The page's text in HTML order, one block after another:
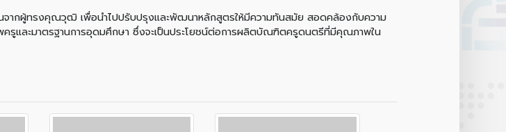
จากผู้ทรงคุณวุฒิ เพื่อนำไปปรับปรุงและพัฒนาหลักสูตรให้มีความทันสมัย สอดคล้องกับความ
รูและมาตรฐานการอุดมศึกษา ซึ่งจะเป็นประโยชน์ต่อการผลิตบัณฑิตครูดนตรีที่มีคุณภาพใน